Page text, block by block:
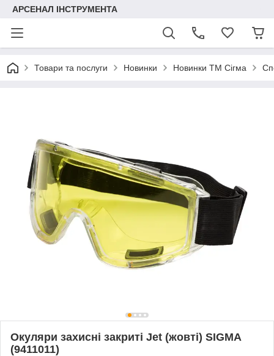
АРСЕНАЛ ІНСТРУМЕНТА
Товари та послуги Новинки Новинки ТМ Сігма
Окуляри захисні закриті Jet (жовті) SIGMA
(9411011)